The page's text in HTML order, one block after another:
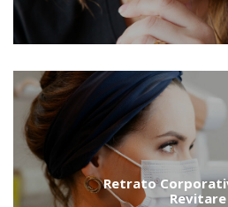
Retrato
Revitare